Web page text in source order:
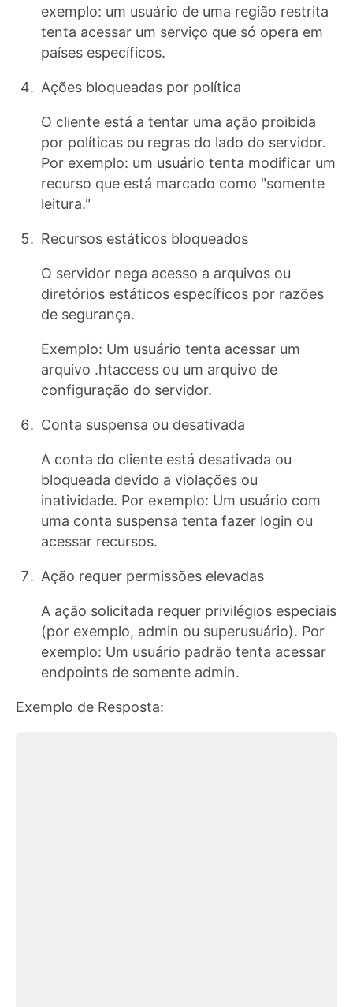
exemplo: um usuário de uma região restrita
tenta acessar um serviço que só opera em
países específicos.
Ações bloqueadas por política
O cliente está a tentar uma ação proibida
por políticas ou regras do lado do servidor.
Por exemplo: um usuário tenta modificar um
recurso que está marcado como "somente
leitura."
Recursos estáticos bloqueados
O servidor nega acesso a arquivos ou
diretórios estáticos específicos por razões
de segurança.
Exemplo: Um usuário tenta acessar um
arquivo .htaccess ou um arquivo de
configuração do servidor.
Conta suspensa ou desativada
A conta do cliente está desativada ou
bloqueada devido a violações ou
inatividade. Por exemplo: Um usuário com
uma conta suspensa tenta fazer login ou
acessar recursos.
Ação requer permissões elevadas
A ação solicitada requer privilégios especiais
(por exemplo, admin ou superusuário). Por
exemplo: Um usuário padrão tenta acessar
endpoints de somente admin.
Exemplo de Resposta: